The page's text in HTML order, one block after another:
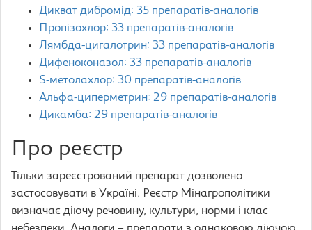
Дикват дибромід: 35 препаратів-аналогів
Пропізохлор: 33 препаратів-аналогів
Лямбда-цигалотрин: 33 препаратів-аналогів
Дифеноконазол: 33 препаратів-аналогів
S-метолахлор: 30 препаратів-аналогів
Альфа-циперметрин: 29 препаратів-аналогів
Дикамба: 29 препаратів-аналогів
Про реєстр
Тільки зареєстрований препарат дозволено
застосовувати в Україні. Реєстр Мінагрополітики
визначає діючу речовину, культури, норми і клас